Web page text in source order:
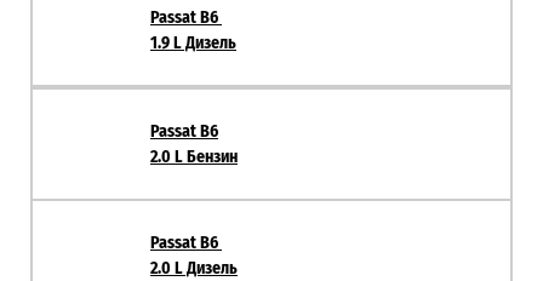
Passat B6
1.9 L Дизель
Passat B6
2.0 L Бензин
Passat B6
2.0 L Дизель